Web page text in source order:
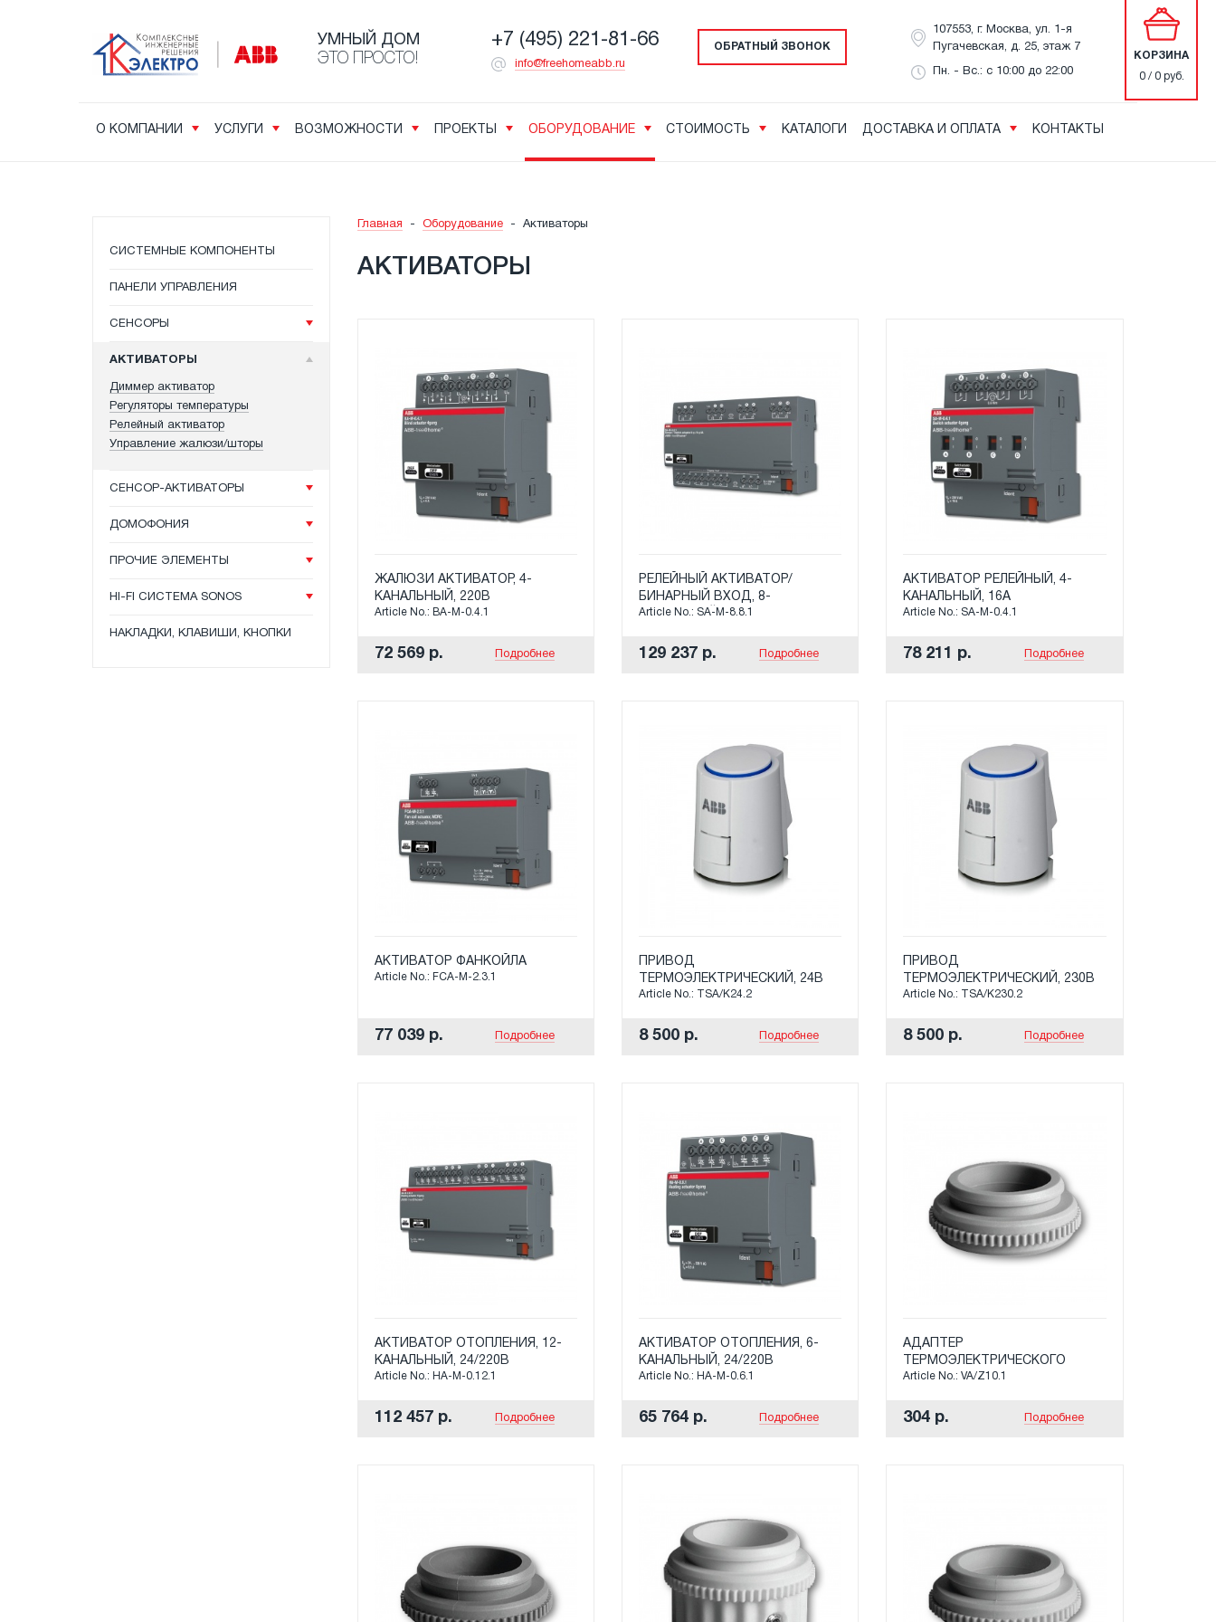
УМНЫЙ ДОМ
ЭТО ПРОСТО!
+7 (495) 221-81-66
info@freehomeabb.ru
ОБРАТНЫЙ ЗВОНОК
107553, г. Москва, ул. 1-я
Пугачевская, д. 25, этаж 7
Пн. - Вс.: с 10:00 до 22:00
О КОМПАНИИ УСЛУГИ ВОЗМОЖНОСТИ ПРОЕКТЫ ОБОРУДОВАНИЕ СТОИМОСТЬ КАТАЛОГИ ДОСТАВКА И ОПЛАТА КОНТАКТЫ
СИСТЕМНЫЕ КОМПОНЕНТЫ
ПАНЕЛИ УПРАВЛЕНИЯ
СЕНСОРЫ
АКТИВАТОРЫ
Диммер активатор
Регуляторы температуры
Релейный активатор
Управление жалюзи/шторы
СЕНСОР-АКТИВАТОРЫ
ДОМОФОНИЯ
ПРОЧИЕ ЭЛЕМЕНТЫ
HI-FI СИСТЕМА SONOS
НАКЛАДКИ, КЛАВИШИ, КНОПКИ
Главная - Оборудование - Активаторы
АКТИВАТОРЫ
ЖАЛЮЗИ АКТИВАТОР, 4-
КАНАЛЬНЫЙ, 220В
Article No.: BA-M-0.4.1
72 569 р. Подробнее
РЕЛЕЙНЫЙ АКТИВАТОР/
БИНАРНЫЙ ВХОД, 8-
КАНАЛЬНЫЙ, 6А
Article No.: SA-M-8.8.1
129 237 р. Подробнее
АКТИВАТОР РЕЛЕЙНЫЙ, 4-
КАНАЛЬНЫЙ, 16А
Article No.: SA-M-0.4.1
78 211 р. Подробнее
АКТИВАТОР ФАНКОЙЛА
Article No.: FCA-M-2.3.1
77 039 р. Подробнее
ПРИВОД
ТЕРМОЭЛЕКТРИЧЕСКИЙ, 24В
Article No.: TSA/K24.2
8 500 р. Подробнее
ПРИВОД
ТЕРМОЭЛЕКТРИЧЕСКИЙ, 230В
Article No.: TSA/K230.2
8 500 р. Подробнее
АКТИВАТОР ОТОПЛЕНИЯ, 12-
КАНАЛЬНЫЙ, 24/220В
Article No.: HA-M-0.12.1
112 457 р. Подробнее
АКТИВАТОР ОТОПЛЕНИЯ, 6-
КАНАЛЬНЫЙ, 24/220В
Article No.: HA-M-0.6.1
65 764 р. Подробнее
АДАПТЕР
ТЕРМОЭЛЕКТРИЧЕСКОГО
ПРИВОДА (М 30 Х 1,5) ДЛЯ
VESTCAL, КАМО.
Article No.: VA/Z10.1
304 р. Подробнее
КОРЗИНА
0 / 0 руб.